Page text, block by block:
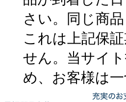
さい。同じ商
これは上記保
せん。当サイ
め、お客様は